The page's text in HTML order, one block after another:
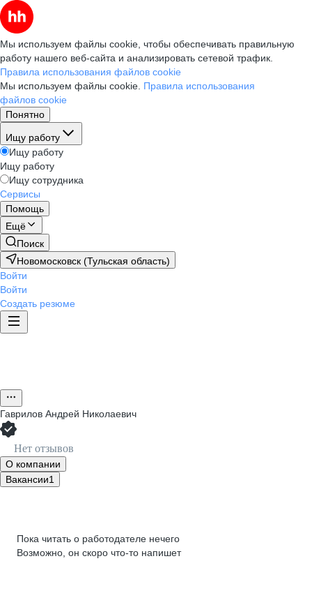
Мы используем файлы cookie, чтобы обеспечивать правильную
работу нашего веб-сайта и анализировать сетевой трафик.
Правила использования файлов cookie
Мы используем файлы cookie. Правила использования
файлов cookie
Понятно
Ищу работу
Ищу работу
Ищу работу
Ищу сотрудника
Сервисы
Помощь
Ещё
Поиск
Новомосковск (Тульская область)
Войти
Войти
Создать резюме
Гаврилов Андрей Николаевич
Нет отзывов
О компании
Вакансии1
Пока читать о работодателе нечего
Возможно, он скоро что‑то напишет